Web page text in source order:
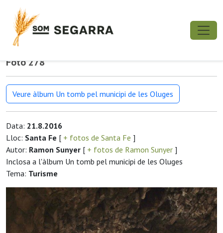
Foto 278
Veure àlbum Un tomb pel municipi de les Oluges
Data: 21.8.2016
Lloc: Santa Fe [ + fotos de Santa Fe ]
Autor: Ramon Sunyer [ + fotos de Ramon Sunyer ]
Inclosa a l'àlbum Un tomb pel municipi de les Oluges
Tema: Turisme